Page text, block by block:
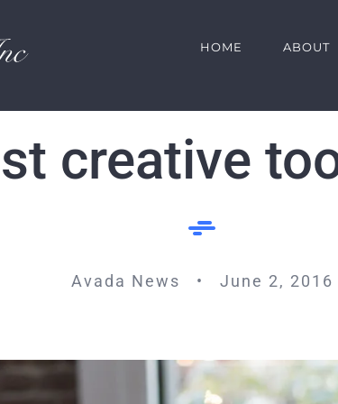
HOME ABOUT
creative
Avada News • June 2, 2016